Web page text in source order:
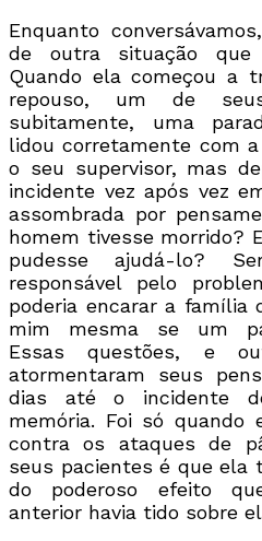
Enquanto
de outra situação que
Quando ela começou a
repouso, um de
subitamente, uma
lidou corretamente com
o seu supervisor, mas
incidente vez após vez
assombrada por
homem tivesse morrido?
pudesse ajudá-lo?
responsável pelo
poderia encarar a família
mim mesma se um
Essas questões, e
atormentaram seus
dias até o incidente
memória. Foi só quando
contra os ataques de
seus pacientes é que ela
do poderoso efeito
anterior havia tido sobre